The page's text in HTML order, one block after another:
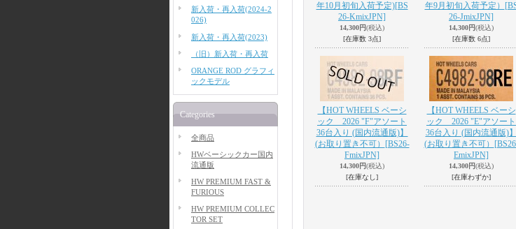
新入荷・再入荷(2024-2
026)
新入荷・再入荷(2023)
（旧）新入荷・再入荷
ORANGE ROD グラフィ
ックモデル
Categories
全商品
HWベーシックカー国内
流通版
HW PREMIUM FAST &
FURIOUS
HW PREMIUM COLLEC
TOR SET
年10月初旬入荷予定)[BS
26-KmixJPN]
14,300円(税込)
[在庫数 3点]
年9月初旬入荷予定）
26-JmixJPN]
14,300円(税込)
[在庫数 6点]
【HOT WHEELS ベーシ
ック 2026 "F"アソート
36台入り (国内流通版)】
(お取り置き不可） [BS26-
FmixJPN]
14,300円(税込)
[在庫なし]
【HOT WHEELS ベーシ
ック 2026 "E"アソート
36台入り (国内流通版)】
(お取り置き不可）
EmixJPN]
14,300円(税込)
[在庫わずか]